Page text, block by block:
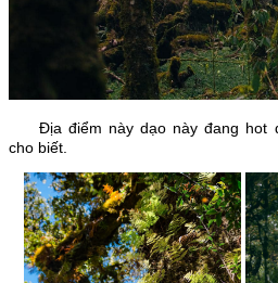
Địa điểm này dạo này đang hot
cho biết.